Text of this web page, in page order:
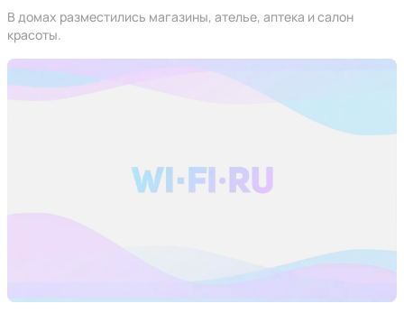
В домах разместились магазины, ателье, аптека и салон
красоты.